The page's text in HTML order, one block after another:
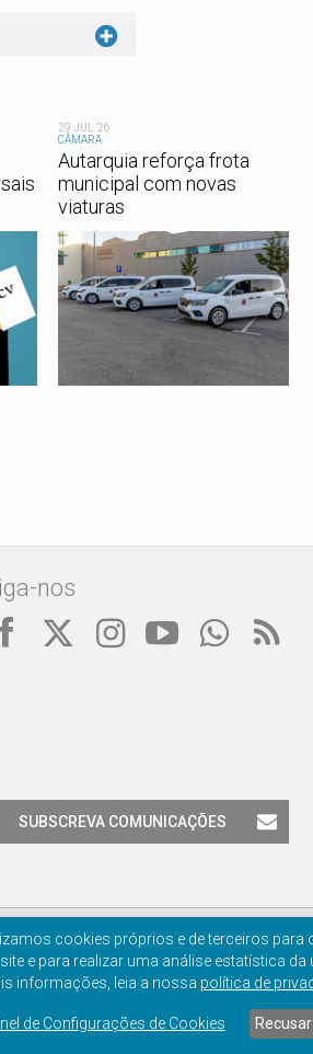
29 JUL '26
CÂMARA
Autarquia reforça frota
municipal com novas
viaturas
nos
SUBSCREVA COMUNICAÇÕES
cookies próprios e de terceiros
e para realizar uma análise estatística
informações, leia a nossa política de
de Configurações de Cookies